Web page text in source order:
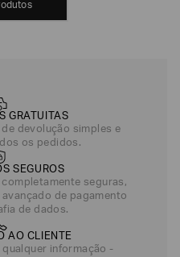
MAIS
GRATUITAS
devolução simples e
os pedidos.
SEGUROS
seguras,
de pagamento
de dados.
AO CLIENTE
informação -